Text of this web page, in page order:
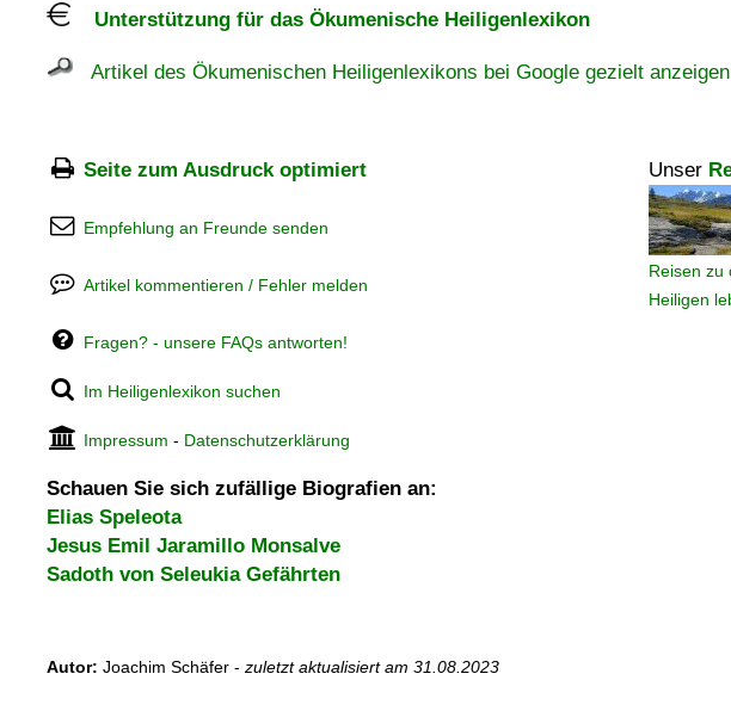
Unterstützung für das Ökumenische Heiligenlexikon
Artikel des Ökumenischen Heiligenlexikons bei Google gezielt anzeigen
Seite zum Ausdruck optimiert Unser
Reisen zu
Heiligen
Empfehlung an Freunde senden
Artikel kommentieren / Fehler melden
Fragen? - unsere FAQs antworten!
Im Heiligenlexikon suchen
Impressum - Datenschutzerklärung
Schauen Sie sich zufällige Biografien an:
Elias Speleota
Jesus Emil Jaramillo Monsalve
Sadoth von Seleukia Gefährten
Autor: Joachim Schäfer - zuletzt aktualisiert am 31.08.2023